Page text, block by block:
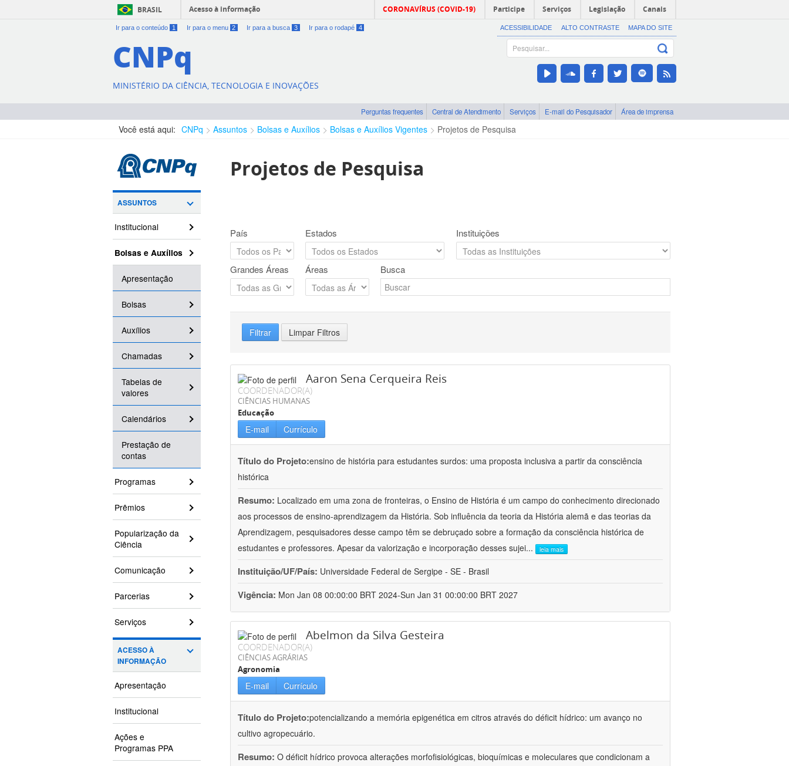
BRASIL Acesso à informação CORONAVÍRUS (COVID-19) Participe Serviços Legislação Canais
Ir para o conteúdo 1 Ir para o menu 2 Ir para a busca 3 Ir para o rodapé 4 ACESSIBILIDADE ALTO CONTRASTE MAPA DO SITE
CNPq
MINISTÉRIO DA CIÊNCIA, TECNOLOGIA E INOVAÇÕES
Perguntas frequentes Central de Atendimento Serviços E-mail do Pesquisador Área de imprensa
Você está aqui: CNPq Assuntos Bolsas e Auxílios Bolsas e Auxílios Vigentes Projetos de Pesquisa
ASSUNTOS
Institucional
Bolsas e Auxílios
Apresentação
Bolsas
Auxílios
Chamadas
Tabelas de
valores
Calendários
Prestação de
contas
Programas
Prêmios
Popularização da
Ciência
Comunicação
Parcerias
Serviços
ACESSO À
INFORMAÇÃO
Apresentação
Institucional
Ações e
Programas PPA
Projetos de Pesquisa
País Estados Instituições
Grandes Áreas Áreas Busca
Filtrar Limpar Filtros
Aaron Sena Cerqueira Reis
COORDENADOR(A)
CIÊNCIAS HUMANAS
Educação
E-mail Currículo
Título do Projeto:ensino de história para estudantes surdos: uma proposta inclusiva a partir da consciência
histórica
Resumo: Localizado em uma zona de fronteiras, o Ensino de História é um campo do conhecimento direcionado
aos processos de ensino-aprendizagem da História. Sob influência da teoria da História alemã e das teorias da
Aprendizagem, pesquisadores desse campo têm se debruçado sobre a formação da consciência histórica de
estudantes e professores. Apesar da valorização e incorporação desses sujei... leia mais
Instituição/UF/País: Universidade Federal de Sergipe - SE - Brasil
Vigência: Mon Jan 08 00:00:00 BRT 2024-Sun Jan 31 00:00:00 BRT 2027
Abelmon da Silva Gesteira
COORDENADOR(A)
CIÊNCIAS AGRÁRIAS
Agronomia
E-mail Currículo
Título do Projeto:potencializando a memória epigenética em citros através do déficit hídrico: um avanço no
cultivo agropecuário.
Resumo: O déficit hídrico provoca alterações morfofisiológicas, bioquímicas e moleculares que condicionam a